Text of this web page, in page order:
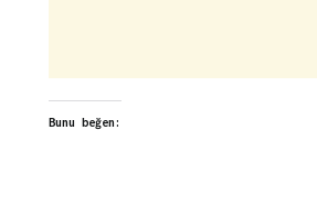
Bunu beğen: